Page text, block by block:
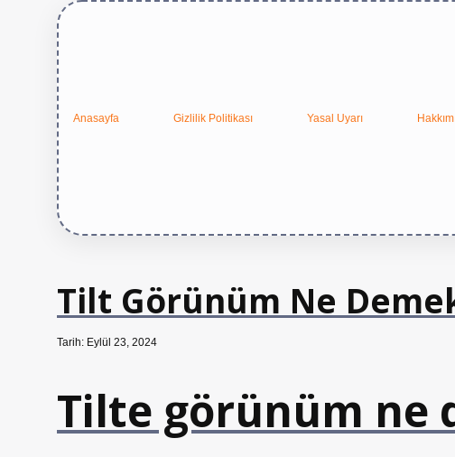
Anasayfa Gizlilik Politikası Yasal Uyarı
Tilt Görünüm Ne
Tarih: Eylül 23, 2024
Tilte görünüm ne